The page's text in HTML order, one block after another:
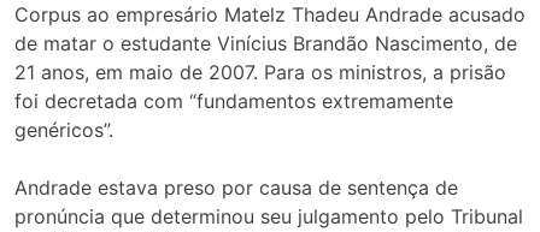
Corpus ao empresário Matelz Thadeu Andrade acusado
de matar o estudante Vinícius Brandão Nascimento, de
21 anos, em maio de 2007. Para os ministros, a prisão
foi decretada com “fundamentos extremamente
genéricos”.
Andrade estava preso por causa de sentença de
pronúncia que determinou seu julgamento pelo Tribunal